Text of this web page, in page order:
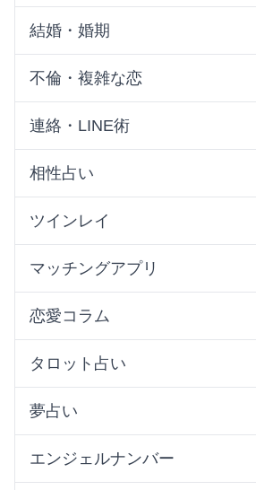
結婚・婚期
不倫・複雑な恋
連絡・LINE術
相性占い
ツインレイ
マッチングアプリ
恋愛コラム
タロット占い
夢占い
エンジェルナンバー